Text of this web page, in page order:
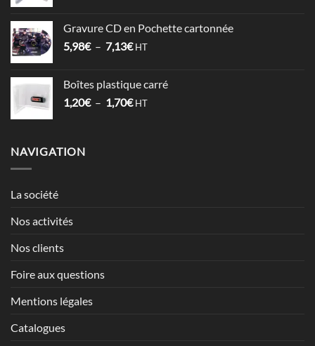
1,52€
à
Gravure CD en Pochette cartonnée
5,98€ – 7,13€Plage
5,98€
à
HT
Boîtes plastique carré
1,20€ – 1,70€Plage
HT
NAVIGATION
La société
Nos activités
Nos clients
Foire aux questions
Mentions légales
Catalogues